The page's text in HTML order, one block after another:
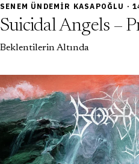
6,5
SENEM ÜNDEMIR KASAPOĞLU ·
Suicidal Angels –
Beklentilerin Altında